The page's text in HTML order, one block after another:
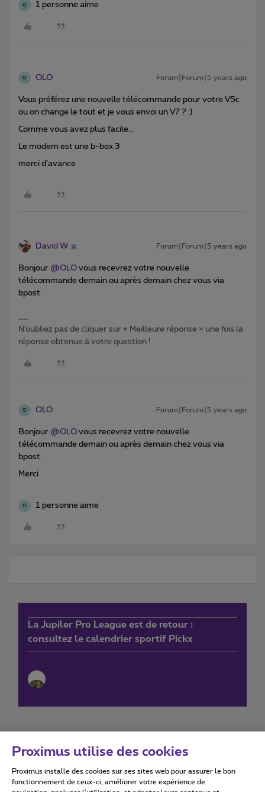
O 1 personne aime
O OLO Forum|Forum|5 years ago
Vous préférez une nouvelle télécommande pour votre V5c
ou on change le tout et je vous envoi un V7 ? :)
Comme vous avez plus facile…
Le modem est une b-box 3
merci d’avance
David W Forum|Forum|5 years ago
Bonjour @OLO vous recevrez votre nouvelle
télécommande demain ou après demain chez vous via
bpost.
N’oubliez pas de cliquer sur « Meilleure réponse » une fois la
réponse obtenue à votre question !
O OLO Forum|Forum|5 years ago
Bonjour @OLO vous recevrez votre nouvelle
télécommande demain ou après demain chez vous via
bpost.
Merci
O 1 personne aime
La Jupiler Pro League est de retour :
consultez le calendrier sportif Pickx
Conditions d'utilisation Accessibility statement
Proximus utilise des cookies
Proximus installe des cookies sur ses sites web pour assurer le bon
fonctionnement de ceux-ci, améliorer votre expérience de